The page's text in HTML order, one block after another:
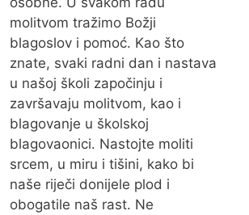
molitvom tražimo Božji
blagoslov i pomoć. Kao što
znate, svaki radni dan i nastava
u našoj školi započinju i
završavaju molitvom, kao i
blagovanje u školskoj
blagovaonici. Nastojte moliti
srcem, u miru i tišini, kako bi
naše riječi donijele plod i
obogatile naš rast. Ne